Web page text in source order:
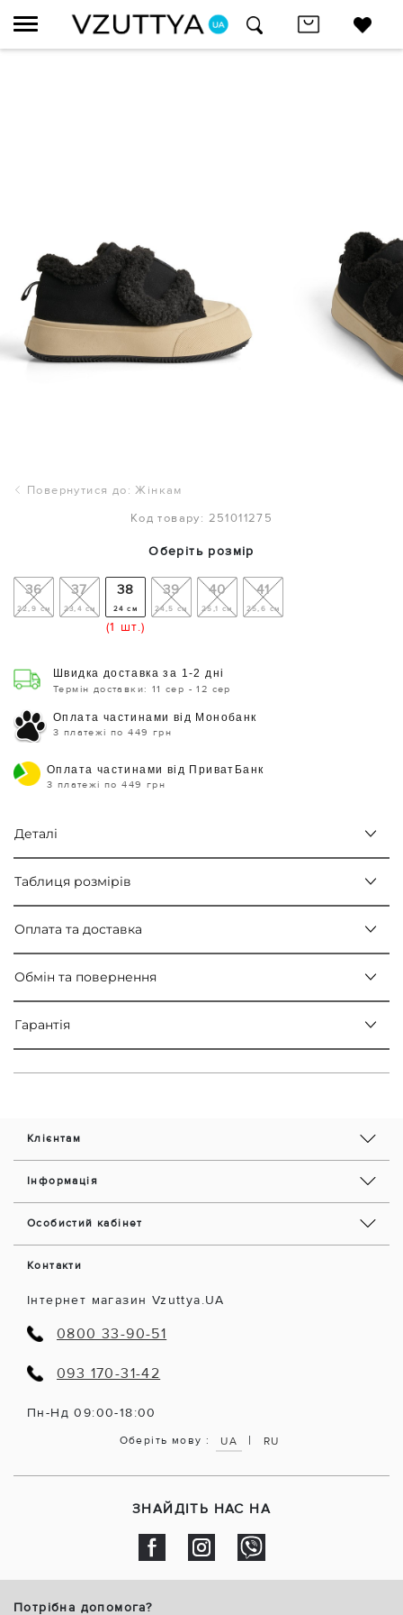
Повернутися до: Жінкам
Код товару: 251011275
Оберіть розмір
36
22,9 см
37
23,4 см
38
24 см
(1 шт.)
39
24,5 см
40
25,1 см
41
25,6 см
Швидка доставка за 1-2 дні
Термін доставки: 11 сер - 12 сер
Оплата частинами від Монобанк
3 платежі по 449 грн
Оплата частинами від ПриватБанк
3 платежі по 449 грн
Деталі
Таблиця розмірів
Оплата та доставка
Обмін та повернення
Гарантія
Клієнтам
Інформація
Особистий кабінет
Контакти
Інтернет магазин Vzuttya.UA
0800 33-90-51
093 170-31-42
Пн-Нд 09:00-18:00
Оберіть мову : UA | RU
ЗНАЙДІТЬ НАС НА
Потрібна допомога?